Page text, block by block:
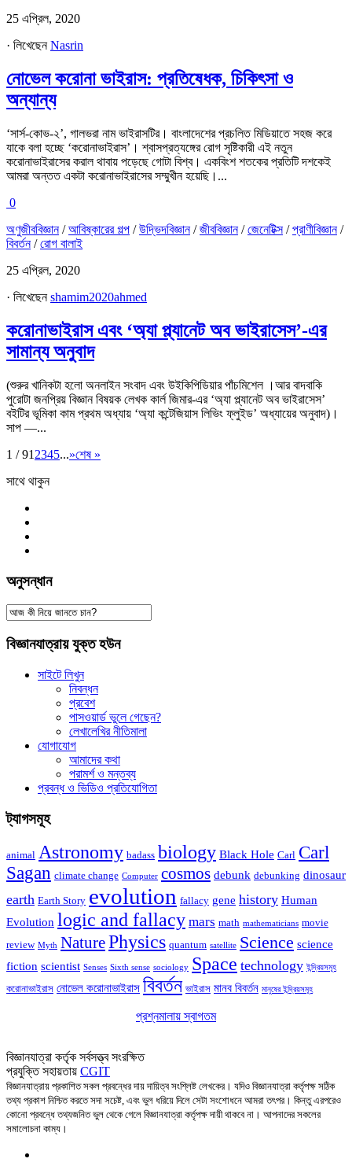
25 এপ্রিল, 2020
· লিখেছেনNasrin
নোভেল করোনা ভাইরাস: প্রতিষেধক, চিকিৎসা ও
অন্যান্য
‘সার্স-কোভ-২’, গালভরা নাম ভাইরাসটির। বাংলাদেশের প্রচলিত মিডিয়াতে সহজ করে
যাকে বলা হচ্ছে ‘করোনাভাইরাস’। শ্বাসপ্রত্যঙ্গের রোগ সৃষ্টিকারী এই নতুন
করোনাভাইরাসের করাল থাবায় পড়েছে গোটা বিশ্ব। একবিংশ শতকের প্রতিটি দশকেই
আমরা অন্তত একটা করোনাভাইরাসের সম্মুখীন হয়েছি।...
0
অণুজীববিজ্ঞান/আবিষ্কারের গল্প /উদ্ভিদবিজ্ঞান/জীববিজ্ঞান/জেনেটিক্স/প্রাণীবিজ্ঞান/
বিবর্তন/রোগ বালাই
25 এপ্রিল, 2020
· লিখেছেনshamim2020ahmed
করোনাভাইরাস এবং ‘অ্যা প্ল্যানেট অব ভাইরাসেস’-এর
সামান্য অনুবাদ
(শুরুর খানিকটা হলো অনলাইন সংবাদ এবং উইকিপিডিয়ার পাঁচমিশেল ।আর বাদবাকি
পুরোটা জনপ্রিয় বিজ্ঞান বিষয়ক লেখক কার্ল জিমার-এর ‘অ্যা প্ল্যানেট অব ভাইরাসেস’
বইটির ভূমিকা কাম প্রথম অধ্যায় ‘অ্যা কন্টেজিয়াস লিভিং ফ্লুইড’ অধ্যায়ের অনুবাদ)।
সাপ —...
1 / 91 2345...»শেষ »
সাথে থাকুন
অনুসন্ধান
বিজ্ঞানযাত্রায় যুক্ত হউন
সাইটে লিখুন
নিবন্ধন
প্রবেশ
পাসওয়ার্ড ভুলে গেছেন?
লেখালেখির নীতিমালা
যোগাযোগ
আমাদের কথা
পরামর্শ ও মন্তব্য
প্রবন্ধ ও ভিডিও প্রতিযোগিতা
ট্যাগসমূহ
animal Astronomy badass biology Black Hole Carl Carl
Sagan climate change Computer cosmos debunk debunking dinosaur
earth Earth Story evolution fallacy gene history Human
Evolution logic and fallacy mars math mathematicians movie
review Myth NaturePhysics quantum satellite Science science
fiction scientist Senses Sixth sense sociology Space technology ইন্দ্রিয়সমূহ
করোনাভাইরাস নোভেল করোনাভাইরাস বিবর্তন ভাইরাস মানব বিবর্তন মানুষের ইন্দ্রিয়সমূহ
প্রশ্নমালায় স্বাগতম
বিজ্ঞানযাত্রা কর্তৃক সর্বসত্ত্ব সংরক্ষিত
প্রযুক্তি সহায়তায় CGIT
বিজ্ঞানযাত্রায় প্রকাশিত সকল প্রবন্ধের দায় দায়িত্ব সংশ্লিষ্ট লেখকের। যদিও বিজ্ঞানযাত্রা কর্তৃপক্ষ সঠিক
তথ্য প্রকাশ নিশ্চিত করতে সদা সচেষ্ট, এবং ভুল ধরিয়ে দিলে সেটা সংশোধনে আমরা তৎপর। কিন্তু এরপরেও
কোনো প্রবন্ধে তথ্যজনিত ভুল থেকে গেলে বিজ্ঞানযাত্রা কর্তৃপক্ষ দায়ী থাকবে না। আপনাদের সকলের
সমালোচনা কাম্য।